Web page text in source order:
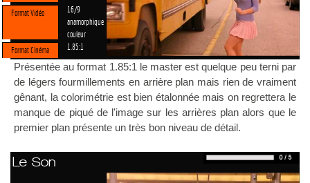
Format Vidéo
16/9
anamorphique
couleur
Format Cinéma
1.85:1
Présentée au format 1.85:1 le master est quelque peu terni par
de légers fourmillements en arrière plan mais rien de vraiment
gênant, la colorimétrie est bien étalonnée mais on regrettera le
manque de piqué de l'image sur les arrières plan alors que le
premier plan présente un très bon niveau de détail.
Le Son